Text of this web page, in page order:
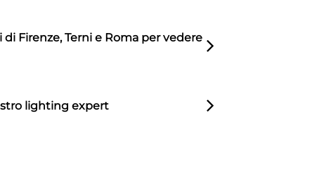
Firenze, Terni e Roma per vedere
lighting expert